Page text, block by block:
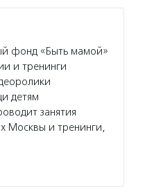
фонд «Быть мамой»
и тренинги
детям
занятия
Москвы и тренинги,